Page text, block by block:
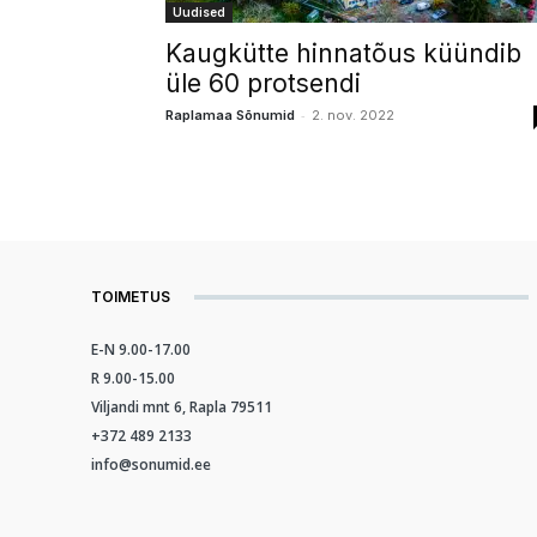
Uudised
Kaugkütte hinnatõus küündib
üle 60 protsendi
Raplamaa Sõnumid - 2. nov. 2022
TOIMETUS
E-N 9.00-17.00
R 9.00-15.00
Viljandi mnt 6, Rapla 79511
+372 489 2133
info@sonumid.ee